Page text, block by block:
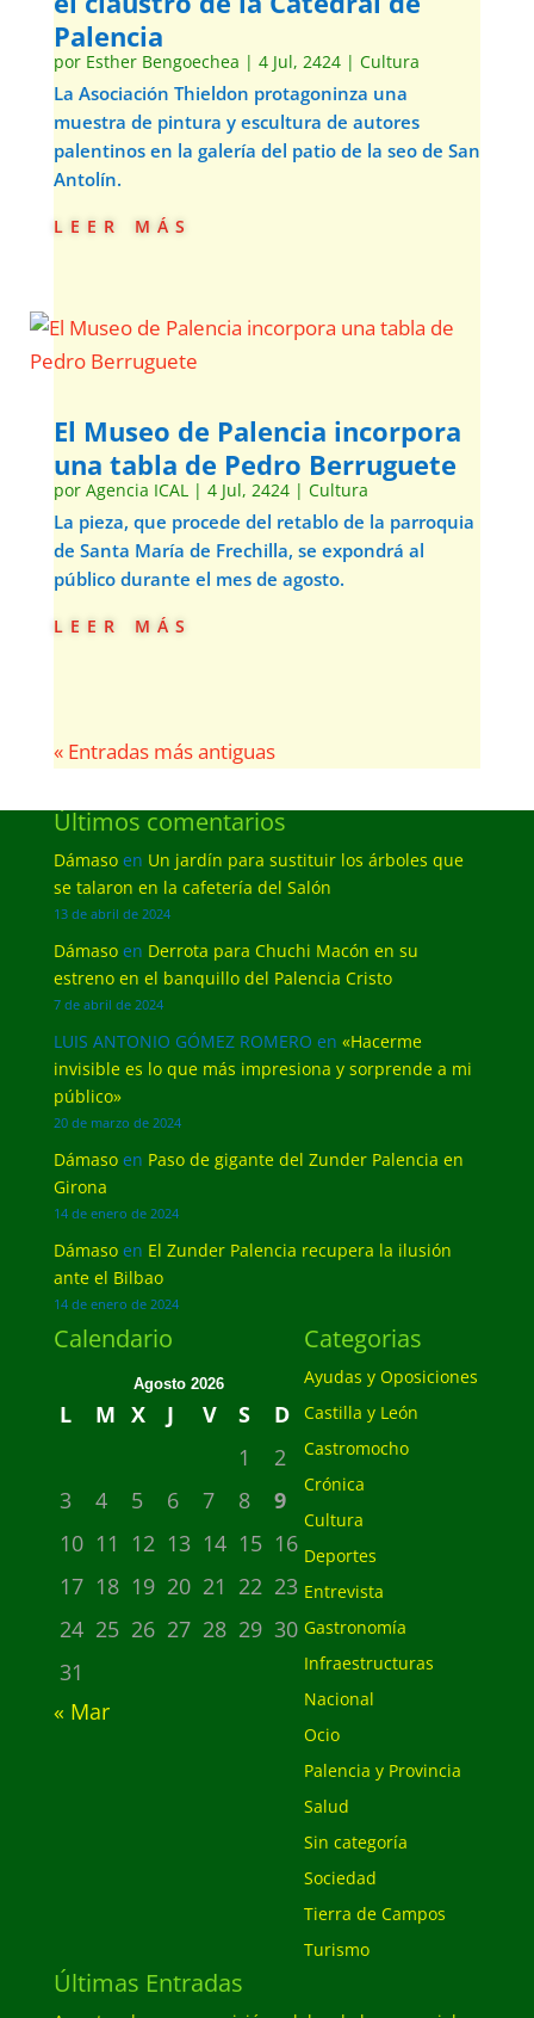
Palencia
por Esther Bengoechea | 4 Jul, 2424| Cultura
La Asociación Thieldon protagoninza una
muestra de pintura y escultura de autores
palentinos en la galería del patio de la seo de San
Antolín.
leer más
El Museo de Palencia incorpora
una tabla de Pedro Berruguete
por Agencia ICAL| 4 Jul, 2424| Cultura
La pieza, que procede del retablo de la parroquia
de Santa María de Frechilla, se expondrá al
público durante el mes de agosto.
leer más
« Entradas más antiguas
Últimos comentarios
Dámasoen Un jardín para sustituir los árboles que
se talaron en la cafetería del Salón
13 de abril de 2024
Dámasoen Derrota para Chuchi Macón en su
estreno en el banquillo del Palencia Cristo
7 de abril de 2024
LUIS ANTONIO GÓMEZ ROMERO en «Hacerme
invisible es lo que más impresiona y sorprende a mi
público»
20 de marzo de 2024
Dámasoen Paso de gigante del Zunder Palencia en
Girona
14 de enero de 2024
Dámasoen El Zunder Palencia recupera la ilusión
ante el Bilbao
14 de enero de 2024
Calendario
Agosto 2026
L M X J V S
D
1
2
3
4 5 6 7 8
9
10 11 12 13 14 15 16
17 18 19 20 21 22 23
24 25 26 27 28 29 30
31
« Mar
Categorias
Ayudas y Oposiciones
Castilla y León
Castromocho
Crónica
Cultura
Deportes
Entrevista
Gastronomía
Infraestructuras
Nacional
Ocio
Palencia y Provincia
Salud
Sin categoría
Sociedad
Tierra de Campos
Turismo
Últimas Entradas